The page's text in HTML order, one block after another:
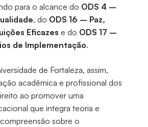
para o alcance do ODS 4 –
, do ODS 16 – Paz,
Eficazes e do ODS 17 –
de Implementação.
de Fortaleza, assim,
acadêmica e profissional dos
ao promover uma
que integra teoria e
sobre o